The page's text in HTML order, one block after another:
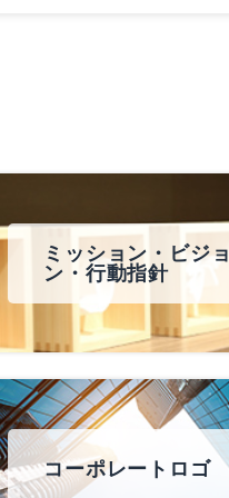
ミッション・ビジョ
ン・行動指針
コーポレートロゴ